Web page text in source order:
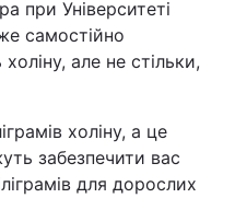
при Університеті
самостійно
але не стільки,
холіну, а це
забезпечити вас
для дорослих